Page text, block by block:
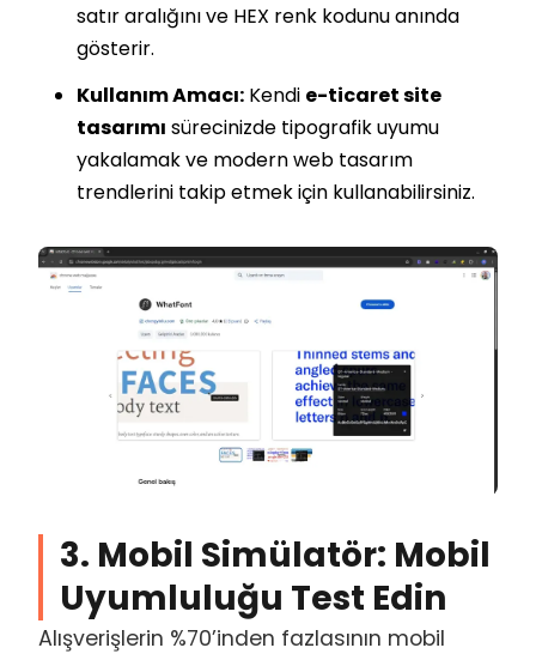
satır aralığını ve HEX renk kodunu anında
gösterir.
Kullanım Amacı: Kendi e-ticaret site
tasarımı sürecinizde tipografik uyumu
yakalamak ve modern web tasarım
trendlerini takip etmek için kullanabilirsiniz.
3. Mobil Simülatör: Mobil
Uyumluluğu Test Edin
Alışverişlerin %70’inden fazlasının mobil